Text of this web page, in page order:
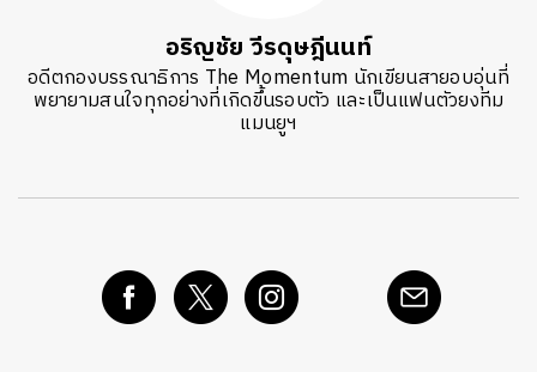
อริญชัย วีรดุษฎีนนท์
อดีตกองบรรณาธิการ The Momentum นักเขียนสายอบอุ่นที่
พยายามสนใจทุกอย่างที่เกิดขึ้นรอบตัว และเป็นแฟนตัวยงทีม
แมนยูฯ